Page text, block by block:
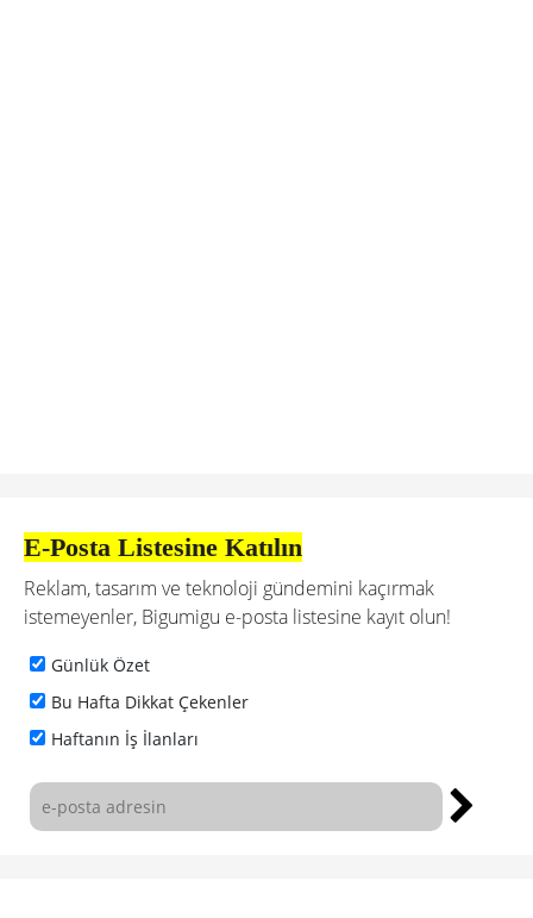
E-Posta Listesine Katılın
Reklam, tasarım ve teknoloji gündemini kaçırmak
istemeyenler, Bigumigu e-posta listesine kayıt olun!
Günlük Özet
Bu Hafta Dikkat Çekenler
Haftanın İş İlanları